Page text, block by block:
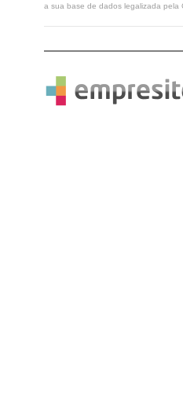
a sua base de dados legalizada pela